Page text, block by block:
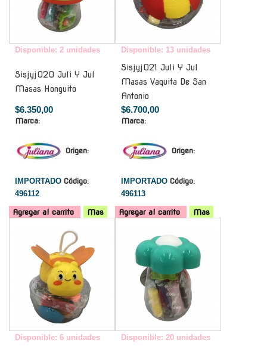
Disponible: 2 unidades
Sisjyj020 Juli Y Jul
Masas Honguito
$6.350,00
Marca:
Origen:
IMPORTADO Código:
496112
Agregar al carrito Mas
Disponible: 13 unidades
Sisjyj021 Juli Y Jul
Masas Vaquita De San
Antonio
$6.700,00
Marca:
Origen:
IMPORTADO Código:
496113
Agregar al carrito
Mas
Disponible: 6 unidades Disponible: 20 unidades